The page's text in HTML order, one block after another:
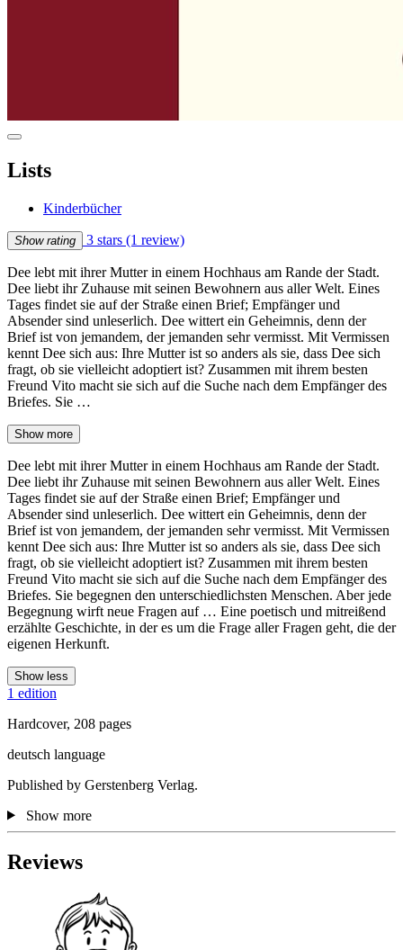
Lists
Kinderbücher
Show rating 3 stars (1 review)
Dee lebt mit ihrer Mutter in einem Hochhaus am Rande der Stadt.
Dee liebt ihr Zuhause mit seinen Bewohnern aus aller Welt. Eines
Tages findet sie auf der Straße einen Brief; Empfänger und
Absender sind unleserlich. Dee wittert ein Geheimnis, denn der
Brief ist von jemandem, der jemanden sehr vermisst. Mit Vermissen
kennt Dee sich aus: Ihre Mutter ist so anders als sie, dass Dee sich
fragt, ob sie vielleicht adoptiert ist? Zusammen mit ihrem besten
Freund Vito macht sie sich auf die Suche nach dem Empfänger des
Briefes. Sie …
Show more
Dee lebt mit ihrer Mutter in einem Hochhaus am Rande der Stadt.
Dee liebt ihr Zuhause mit seinen Bewohnern aus aller Welt. Eines
Tages findet sie auf der Straße einen Brief; Empfänger und
Absender sind unleserlich. Dee wittert ein Geheimnis, denn der
Brief ist von jemandem, der jemanden sehr vermisst. Mit Vermissen
kennt Dee sich aus: Ihre Mutter ist so anders als sie, dass Dee sich
fragt, ob sie vielleicht adoptiert ist? Zusammen mit ihrem besten
Freund Vito macht sie sich auf die Suche nach dem Empfänger des
Briefes. Sie begegnen den unterschiedlichsten Menschen. Aber jede
Begegnung wirft neue Fragen auf … Eine poetisch und mitreißend
erzählte Geschichte, in der es um die Frage aller Fragen geht, die der
eigenen Herkunft.
Show less
1 edition
Hardcover, 208 pages
deutsch language
Published by Gerstenberg Verlag.
Show more
Reviews